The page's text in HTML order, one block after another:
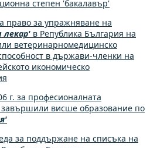
степен 'бакалавър'
право за упражняване на
лекар' в Република България на
ветеринарномедицинско
в държави-членки на
икономическо
г. за професионалната
завършили висше образование по
за поддържане на списъка на